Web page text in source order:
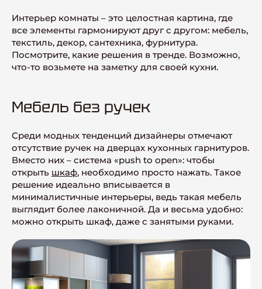
Интерьер комнаты – это целостная картина, где
все элементы гармонируют друг с другом: мебель,
текстиль, декор, сантехника, фурнитура.
Посмотрите, какие решения в тренде. Возможно,
что-то возьмете на заметку для своей кухни.
Мебель без ручек
Среди модных тенденций дизайнеры отмечают
отсутствие ручек на дверцах кухонных гарнитуров.
Вместо них – система «push to open»: чтобы
открыть шкаф, необходимо просто нажать. Такое
решение идеально вписывается в
минималистичные интерьеры, ведь такая мебель
выглядит более лаконичной. Да и весьма удобно:
можно открыть шкаф, даже с занятыми руками.